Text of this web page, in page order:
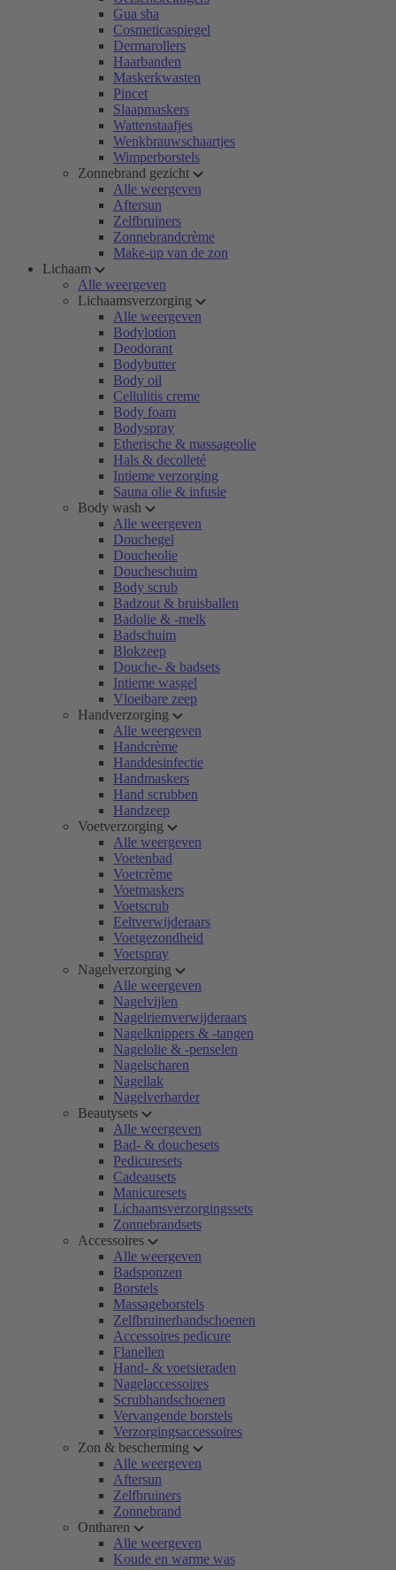
Gua sha
Cosmeticaspiegel
Dermarollers
Haarbanden
Maskerkwasten
Pincet
Slaapmaskers
Wattenstaafjes
Wenkbrauwschaartjes
Wimperborstels
Zonnebrand gezicht
Alle weergeven
Aftersun
Zelfbruiners
Zonnebrandcrème
Make-up van de zon
Lichaam
Alle weergeven
Lichaamsverzorging
Alle weergeven
Bodylotion
Deodorant
Bodybutter
Body oil
Cellulitis creme
Body foam
Bodyspray
Etherische & massageolie
Hals & decolleté
Intieme verzorging
Sauna olie & infusie
Body wash
Alle weergeven
Douchegel
Doucheolie
Doucheschuim
Body scrub
Badzout & bruisballen
Badolie & -melk
Badschuim
Blokzeep
Douche- & badsets
Intieme wasgel
Vloeibare zeep
Handverzorging
Alle weergeven
Handcrème
Handdesinfectie
Handmaskers
Hand scrubben
Handzeep
Voetverzorging
Alle weergeven
Voetenbad
Voetcrème
Voetmaskers
Voetscrub
Eeltverwijderaars
Voetgezondheid
Voetspray
Nagelverzorging
Alle weergeven
Nagelvijlen
Nagelriemverwijderaars
Nagelknippers & -tangen
Nagelolie & -penselen
Nagelscharen
Nagellak
Nagelverharder
Beautysets
Alle weergeven
Bad- & douchesets
Pedicuresets
Cadeausets
Manicuresets
Lichaamsverzorgingssets
Zonnebrandsets
Accessoires
Alle weergeven
Badsponzen
Borstels
Massageborstels
Zelfbruinerhandschoenen
Accessoires pedicure
Flanellen
Hand- & voetsieraden
Nagelaccessoires
Scrubhandschoenen
Vervangende borstels
Verzorgingsaccessoires
Zon & bescherming
Alle weergeven
Aftersun
Zelfbruiners
Zonnebrand
Ontharen
Alle weergeven
Koude en warme was